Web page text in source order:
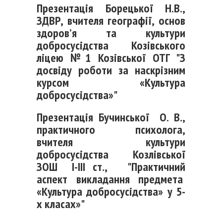
Презентація Борецької Н.В.,
ЗДВР, вчителя географії, основ
здоров’я та культури
добросусідства Козівського
ліцею №1 Козівської ОТГ "З
досвіду роботи за наскрізним
курсом «Культура
добросусідства»"
Презентація Бучинської О. В.,
практичного психолога,
вчителя культури
добросусідства Козлівської
ЗОШ І-ІІІ ст., "Практичний
аспект викладання предмета
«Культура добросусідства» у 5-
х класах»"